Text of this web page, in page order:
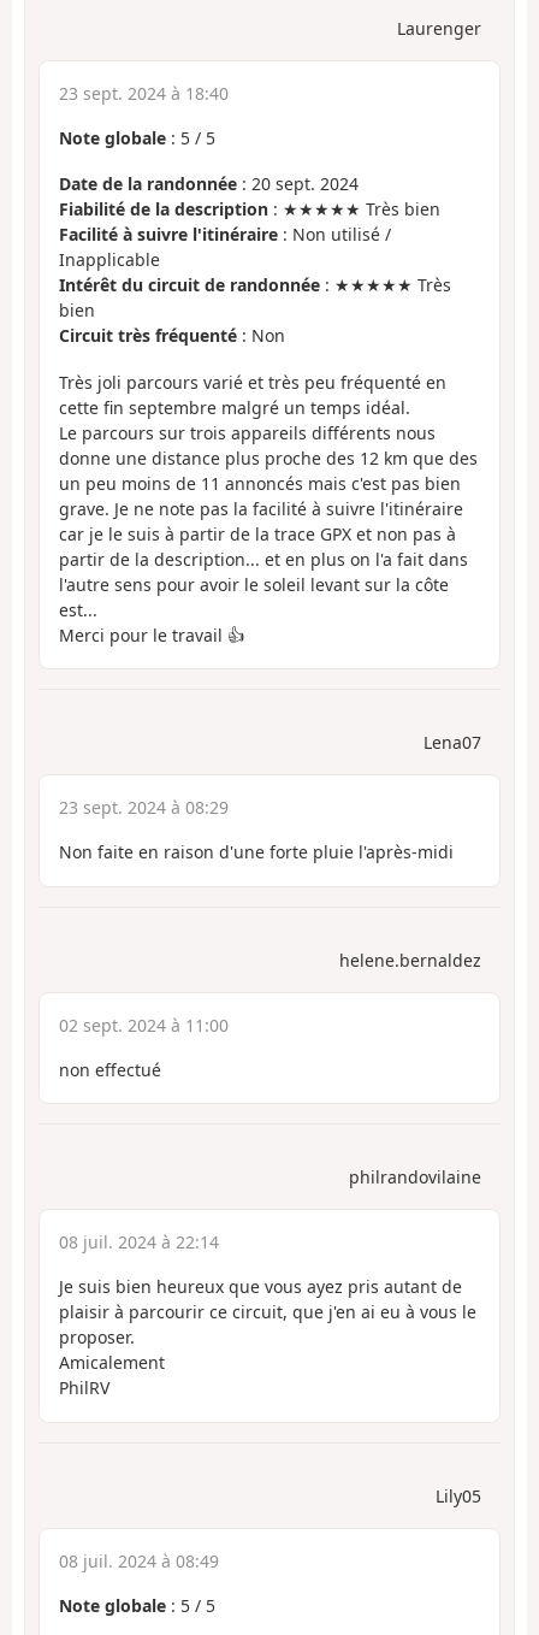
Laurenger
23 sept. 2024 à 18:40
Note globale : 5 / 5
Date de la randonnée : 20 sept. 2024
Fiabilité de la description : ★★★★★ Très bien
Facilité à suivre l'itinéraire : Non utilisé /
Inapplicable
Intérêt du circuit de randonnée : ★★★★★ Très
bien
Circuit très fréquenté : Non
Très joli parcours varié et très peu fréquenté en
cette fin septembre malgré un temps idéal.
Le parcours sur trois appareils différents nous
donne une distance plus proche des 12 km que des
un peu moins de 11 annoncés mais c'est pas bien
grave. Je ne note pas la facilité à suivre l'itinéraire
car je le suis à partir de la trace GPX et non pas à
partir de la description... et en plus on l'a fait dans
l'autre sens pour avoir le soleil levant sur la côte
est...
Merci pour le travail 👍
Lena07
23 sept. 2024 à 08:29
Non faite en raison d'une forte pluie l'après-midi
helene.bernaldez
02 sept. 2024 à 11:00
non effectué
philrandovilaine
08 juil. 2024 à 22:14
Je suis bien heureux que vous ayez pris autant de
plaisir à parcourir ce circuit, que j'en ai eu à vous le
proposer.
Amicalement
PhilRV
Lily05
08 juil. 2024 à 08:49
Note globale : 5 / 5